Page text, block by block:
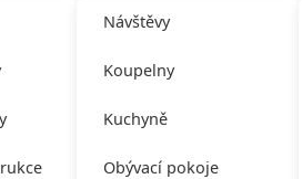
Návštěvy
Koupelny
Kuchyně
Obývací pokoje